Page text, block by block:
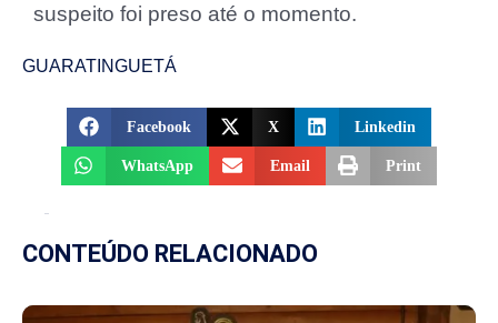
suspeito foi preso até o momento.
GUARATINGUETÁ
Facebook X Linkedin
WhatsApp Email Print
CONTEÚDO RELACIONADO